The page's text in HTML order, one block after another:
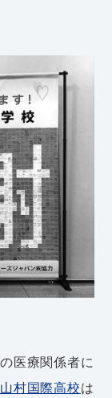
医療関係者に
山村国際高校は